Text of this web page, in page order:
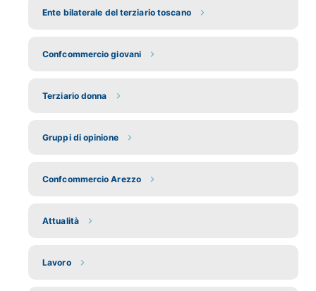
Ente bilaterale del terziario toscano
Confcommercio giovani
Terziario donna
Gruppi di opinione
Confcommercio Arezzo
Attualità
Lavoro